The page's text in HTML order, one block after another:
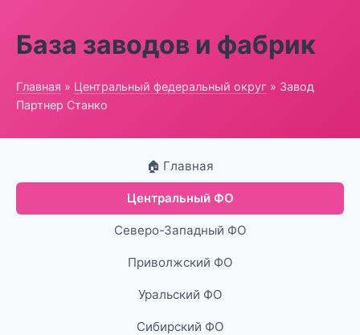
База заводов и фабрик
Главная » Центральный федеральный округ » Завод
Партнер Станко
🏠 Главная
Центральный ФО
Северо-Западный ФО
Приволжский ФО
Уральский ФО
Сибирский ФО